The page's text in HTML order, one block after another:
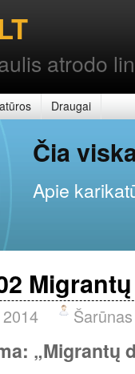
atrodo
Draugai
Čia
Apie
Šarūnas
„Migrantų